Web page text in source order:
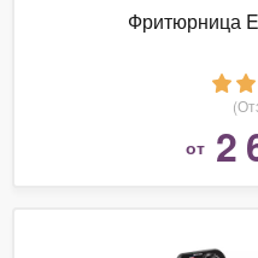
Фритюрница
от 2